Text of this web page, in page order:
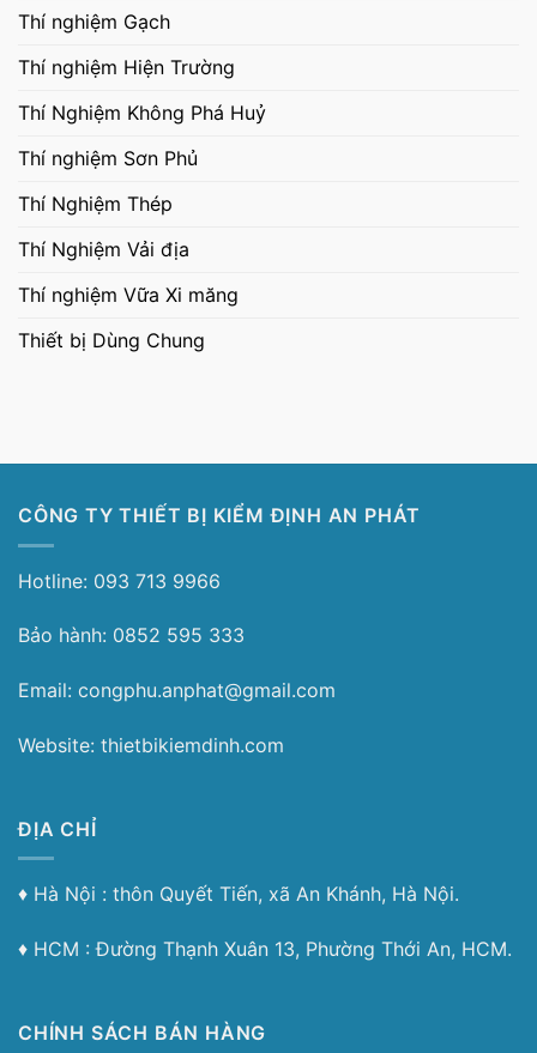
Thí nghiệm Gạch
Thí nghiệm Hiện Trường
Thí Nghiệm Không Phá Huỷ
Thí nghiệm Sơn Phủ
Thí Nghiệm Thép
Thí Nghiệm Vải địa
Thí nghiệm Vữa Xi măng
Thiết bị Dùng Chung
CÔNG TY THIẾT BỊ KIỂM ĐỊNH AN PHÁT
Hotline: 093 713 9966
Bảo hành: 0852 595 333
Email: congphu.anphat@gmail.com
Website: thietbikiemdinh.com
ĐỊA CHỈ
♦︎ Hà Nội : thôn Quyết Tiến, xã An Khánh, Hà Nội.
♦︎ HCM : Đường Thạnh Xuân 13, Phường Thới An, HCM.
CHÍNH SÁCH BÁN HÀNG